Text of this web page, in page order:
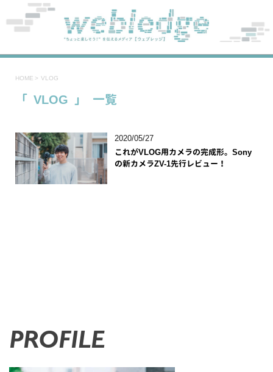
HOME > VLOG
「 VLOG 」 一覧
2020/05/27
これがVLOG用カメラの完成形。Sony
の新カメラZV-1先行レビュー！
PROFILE